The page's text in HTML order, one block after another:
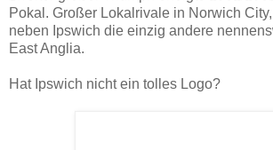
Pokal. Großer Lokalrivale in Norwich
neben Ipswich die einzig andere
East Anglia.
Hat Ipswich nicht ein tolles Logo?